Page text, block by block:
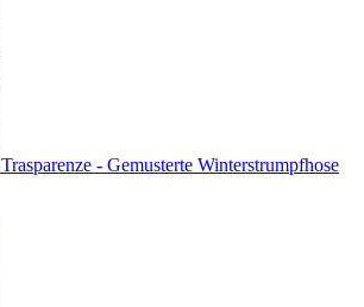
Trasparenze - Gemusterte Winterstrumpfhose